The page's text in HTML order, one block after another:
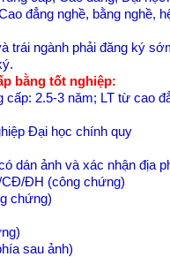
đẳng nghề, bằng
trái ngành phải đăng ký
bằng tốt nghiệp:
2.5-3 năm; LT từ cao
Đại học chính quy
dán ảnh và xác nhận địa
CĐ/ĐH (công chứng)
chứng)
sau ảnh)